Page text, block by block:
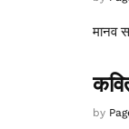
मानव
by